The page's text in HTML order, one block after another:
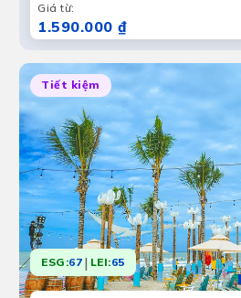
Giá từ:
1.590.000 ₫
Tiết kiệm
ESG:67 | LEI:65